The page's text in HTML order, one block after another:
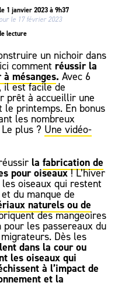
1 janvier 2023 à 9h37
le 17 février 2023
lecture
un nichoir dans
comment réussir la
mésanges. Avec 6
il est facile de
prêt à accueillir une
le printemps. En bonus
les nombreux
plus ? Une vidéo-
la fabrication de
pour oiseaux! L’hiver
oiseaux qui restent
du manque de
naturels ou de
des mangeoires
pour les passereaux du
Dès les
dans la cour ou
les oiseaux qui
à l’impact de
et la